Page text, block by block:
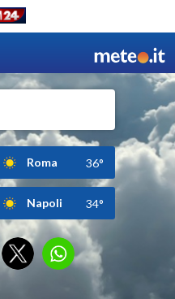
Roma 36°
Napoli 34°